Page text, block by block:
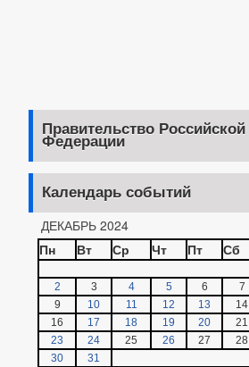
Правительство Российской
Федерации
Календарь событий
ДЕКАБРЬ 2024
Пн
Вт Ср Чт Пт Сб
2
3 4 5 6 7
9
10 11 12 13 14
16
17 18 19 20 21
23
24 25 26 27 28
30
31